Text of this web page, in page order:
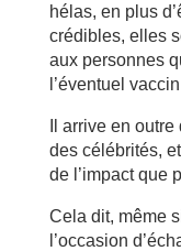
hélas, en plus
crédibles, elles
aux personnes
l’éventuel
Il arrive en
des célébrités,
de l’impact que
Cela dit, même
l’occasion